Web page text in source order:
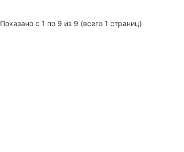
Показано с 1 по 9 из 9 (всего 1 страниц)